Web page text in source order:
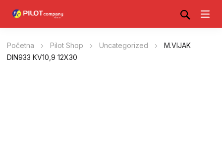
Početna Pilot Shop Uncategorized
M.VIJAK
DIN933 KV10,9 12X30